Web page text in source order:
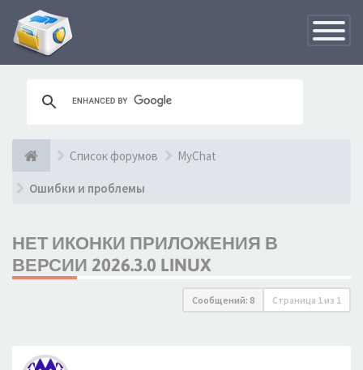
Список форумов MyChat
Ошибки и проблемы
НЕТ ИКОНКИ ПРИЛОЖЕНИЯ В
ВЕРСИИ 2026.3.0 LINUX
Сообщений: 8 Страница 1 из 1